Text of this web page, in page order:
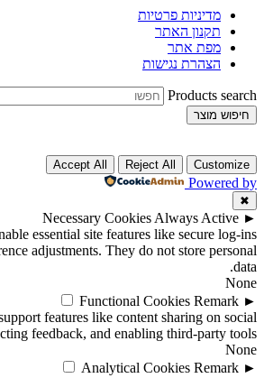
מדיניות פרטיות
תקנון האתר
מפת אתר
הצהרת נגישות
Products search
חיפוש מוצר
Customize
Reject All
Accept All
Powered by
✖
►
Necessary Cookies Always Active
essential site features like secure log-ins
adjustments. They do not store personal
data.
None
►
Functional Cookies Remark
features like content sharing on social
feedback, and enabling third-party tools.
None
►
Analytical Cookies Remark